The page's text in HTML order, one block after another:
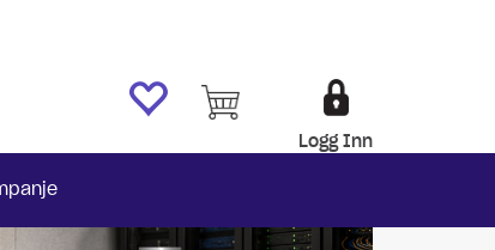
Logg Inn